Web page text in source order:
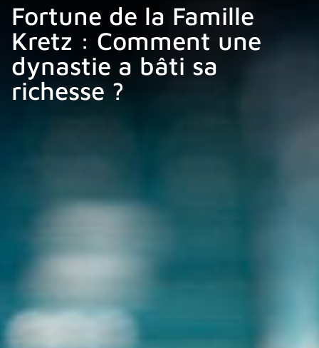
Fortune de la Famille
Kretz : Comment une
dynastie a bâti sa
richesse ?